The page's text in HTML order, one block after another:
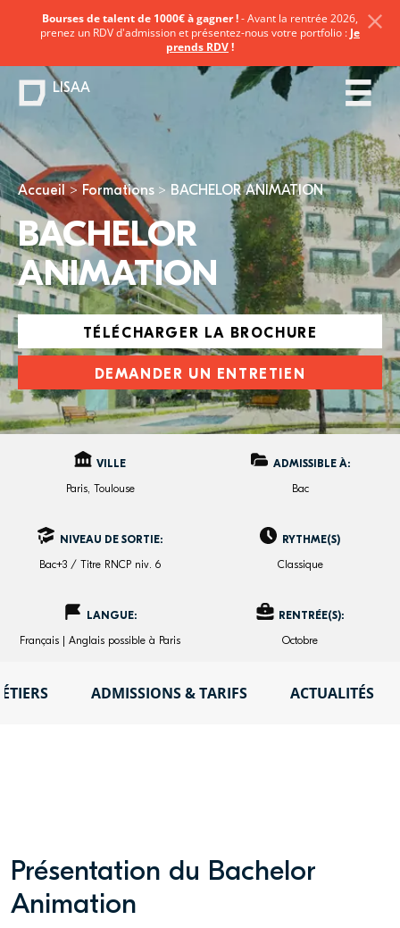
Vous êtes ici
Accueil Formations BACHELOR ANIMATION
BACHELOR
ANIMATION
TÉLÉCHARGER LA BROCHURE
DEMANDER UN ENTRETIEN
VILLE
Paris, Toulouse
ADMISSIBLE À:
Bac
NIVEAU DE SORTIE:
Bac+3 / Titre RNCP niv. 6
RYTHME(S)
Classique
LANGUE:
Français | Anglais possible à Paris
RENTRÉE(S):
Octobre
ADMISSIONS & TARIFS ACTUALITÉS
Présentation du Bachelor
Animation
Bourses de talent de 1000€ à gagner !- Avant la rentrée 2026,
prenez un RDV d'admission et présentez-nous votre portfolio : Je
prends RDV!
LISAA